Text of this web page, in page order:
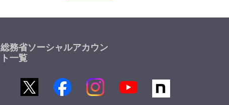
総務省ソーシャルアカウン
ト一覧